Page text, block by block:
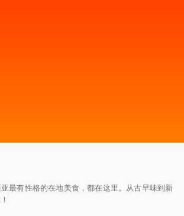
最有性格的在地美食，都在这里。从古早味到新